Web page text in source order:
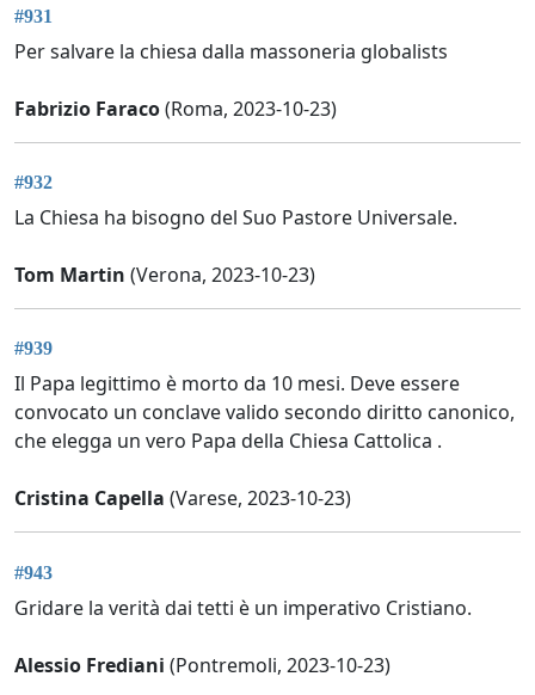
#931
Per salvare la chiesa dalla massoneria globalists
Fabrizio Faraco(Roma, 2023-10-23)
#932
La Chiesa ha bisogno del Suo Pastore Universale.
Tom Martin (Verona, 2023-10-23)
#939
Il Papa legittimo è morto da 10 mesi. Deve essere
convocato un conclave valido secondo diritto canonico,
che elegga un vero Papa della Chiesa Cattolica .
Cristina Capella (Varese, 2023-10-23)
#943
Gridare la verità dai tetti è un imperativo Cristiano.
Alessio Frediani (Pontremoli, 2023-10-23)